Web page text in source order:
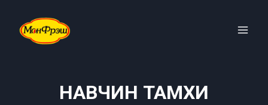
content
НАВЧИН ТАМХИ